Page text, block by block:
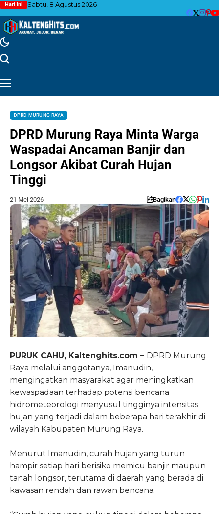
Hari Ini Sabtu, 8 Agustus 2026
DPRD MURUNG RAYA
DPRD Murung Raya Minta Warga
Waspadai Ancaman Banjir dan
Longsor Akibat Curah Hujan
Tinggi
21 Mei 2026 Bagikan
PURUK CAHU, Kaltenghits.com – DPRD Murung
Raya melalui anggotanya, Imanudin,
mengingatkan masyarakat agar meningkatkan
kewaspadaan terhadap potensi bencana
hidrometeorologi menyusul tingginya intensitas
hujan yang terjadi dalam beberapa hari terakhir di
wilayah Kabupaten Murung Raya.
Menurut Imanudin, curah hujan yang turun
hampir setiap hari berisiko memicu banjir maupun
tanah longsor, terutama di daerah yang berada di
kawasan rendah dan rawan bencana.